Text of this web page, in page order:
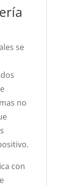
se
no
con